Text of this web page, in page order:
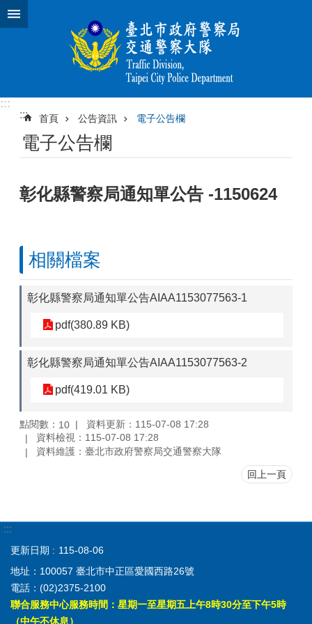
跳到主要內容區塊
:::
:::
首頁 公告資訊 電子公告欄
電子公告欄
彰化縣警察局通知單公告 -1150624
相關檔案
彰化縣警察局通知單公告AIAA1153077563-1
pdf(380.89 KB)
彰化縣警察局通知單公告AIAA1153077563-2
pdf(419.01 KB)
點閱數： 10
資料更新：115-07-08 17:28
資料檢視：115-07-08 17:28
資料維護：臺北市政府警察局交通警察大隊
回上一頁
:::
更新日期
115-08-06
地址：100057 臺北市中正區愛國西路26號
電話：(02)2375-2100
聯合服務中心服務時間：星期一至星期五上午8時30分至下午5時
（中午不休息）